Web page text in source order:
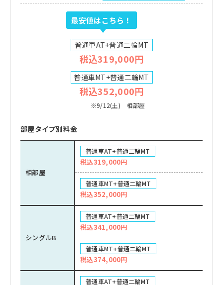
最安値はこちら！
普通車AT+普通二輪MT
税込319,000円
普通車MT+普通二輪MT
税込352,000円
※9/12(土) 相部屋
部屋タイプ別料金
相部屋
普通車AT+普通二輪MT
税込319,000円
普通車MT+普通二輪MT
税込352,000円
シングルB
普通車AT+普通二輪MT
税込341,000円
普通車MT+普通二輪MT
税込374,000円
普通車AT+普通二輪MT